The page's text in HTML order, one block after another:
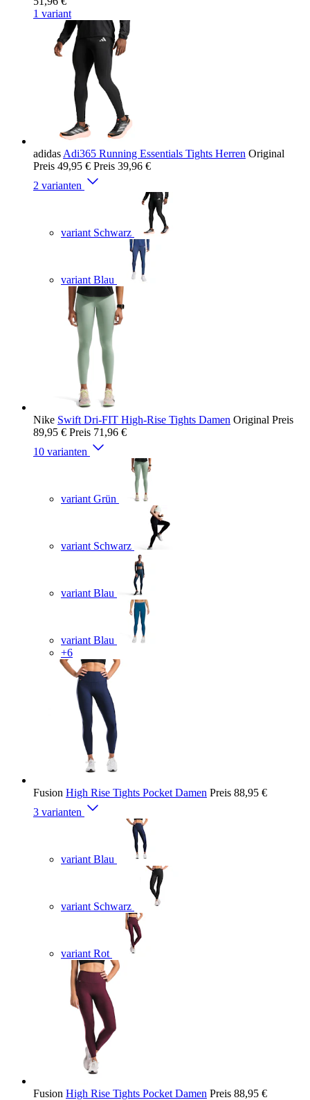
1 variant
adidas Adi365 Running Essentials Tights Herren Original
Preis 49,95 € Preis 39,96 €
2 varianten
variant Schwarz
variant Blau
Nike Swift Dri-FIT High-Rise Tights Damen Original Preis
89,95 € Preis 71,96 €
10 varianten
variant Grün
variant Schwarz
variant Blau
variant Blau
+6
Fusion High Rise Tights Pocket Damen Preis 88,95 €
3 varianten
variant Blau
variant Schwarz
variant Rot
Fusion High Rise Tights Pocket Damen Preis 88,95 €